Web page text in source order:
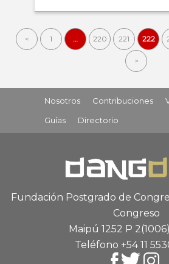
< 1 … 220 221 222
>
Nosotros Contribuciones
Guías
Directorio
Fundación Postgrado de
Congreso
Maipú 1252 P 2
Teléfono +54 11